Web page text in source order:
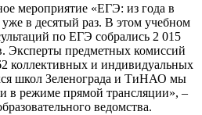
мероприятие «ЕГЭ: из года в
в десятый раз. В этом учебном
по ЕГЭ собрались 2 015
Эксперты предметных комиссий
коллективных и индивидуальных
школ Зеленограда и ТиНАО мы
в режиме прямой трансляции», –
ведомства.